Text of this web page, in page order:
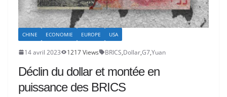
CHINE ECONOMIE EUROPE USA
14 avril 2023 1217 Views BRICS,Dollar,G7,Yuan
Déclin du dollar et montée en
puissance des BRICS